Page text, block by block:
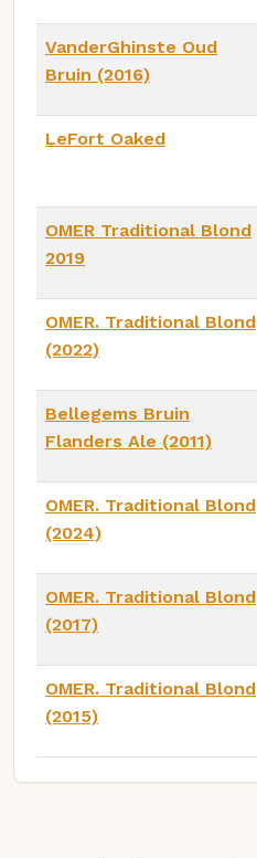
VanderGhinste Oud
Bruin (2016)
LeFort Oaked
OMER Traditional Blond
2019
OMER. Traditional Blond
(2022)
Bellegems Bruin
Flanders Ale (2011)
OMER. Traditional Blond
(2024)
OMER. Traditional Blond
(2017)
OMER. Traditional Blond
(2015)